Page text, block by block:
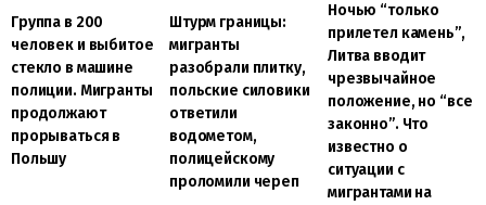
Группа в 200
человек и выбитое
стекло в машине
полиции. Мигранты
продолжают
прорываться в
Польшу
Штурм границы:
мигранты
разобрали плитку,
польские силовики
ответили
водометом,
полицейскому
проломили череп
Ночью “только
прилетел камень”,
Литва вводит
чрезвычайное
положение, но “все
законно”. Что
известно о
ситуации с
мигрантами на